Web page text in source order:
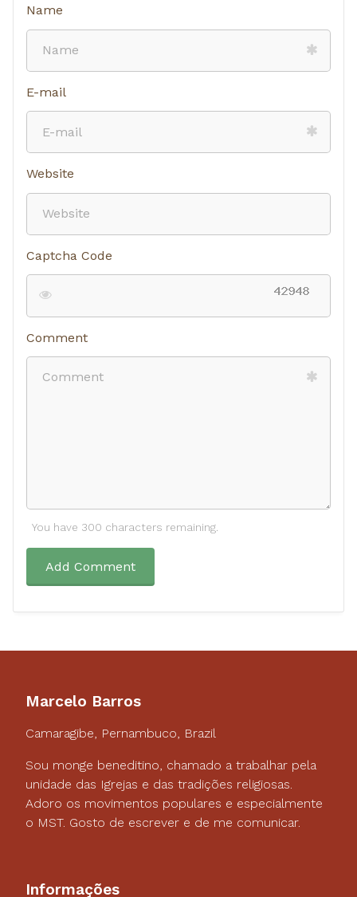
Name
E-mail
Website
Captcha Code
Comment
You have 300 characters remaining.
Add Comment
Marcelo Barros
Camaragibe, Pernambuco, Brazil
Sou monge beneditino, chamado a trabalhar pela
unidade das Igrejas e das tradições religiosas.
Adoro os movimentos populares e especialmente
o MST. Gosto de escrever e de me comunicar.
Informações